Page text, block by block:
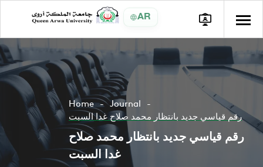
AR
Home
Journal
رقم قياسي جديد بانتظار محمد صلاح غدا السبت
رقم قياسي جديد بانتظار محمد صلاح
غدا السبت